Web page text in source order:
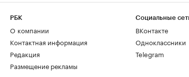
РБК
О компании
Контактная информация
Редакция
Размещение рекламы
Социальные
ВКонтакте
Одноклассники
Telegram